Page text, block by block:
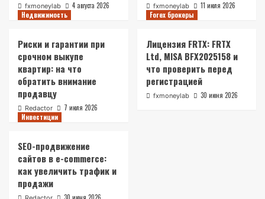
fxmoneylab 4 августа 2026 fxmoneylab
11 июля 2026
Недвижимость
Риски и гарантии при
срочном выкупе
квартир: на что
обратить внимание
продавцу
Redactor 7 июля 2026
Forex брокеры
Лицензия FRTX: FRTX
Ltd, MISA BFX2025158 и
что проверить перед
регистрацией
fxmoneylab 30 июня 2026
Инвестиции
SEO-продвижение
сайтов в e-commerce:
как увеличить трафик и
продажи